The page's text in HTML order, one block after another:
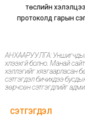
төслийн
протоколд гарын
АНХААРУУЛГА: Уншигчдын
хүлээхгүй болно. Манай
хэллэгийг хязгаарласан
сэтгэгдэл бичихдээ
зөрчсөн сэтгэгдлийг
СЭТГЭГДЭЛ